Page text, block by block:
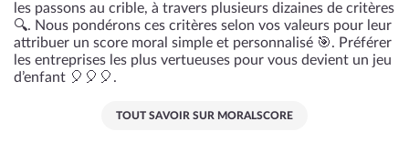
les passons au crible, à travers plusieurs dizaines de critères
🔍. Nous pondérons ces critères selon vos valeurs pour leur
attribuer un score moral simple et personnalisé 🎯. Préférer
les entreprises les plus vertueuses pour vous devient un jeu
d’enfant 🎈🎈🎈.
TOUT SAVOIR SUR MORALSCORE